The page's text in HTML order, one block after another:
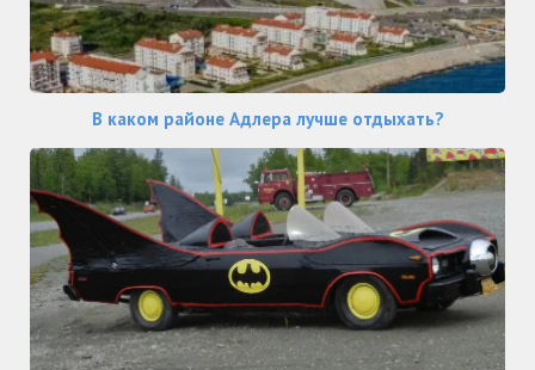
В каком районе Адлера лучше отдыхать?